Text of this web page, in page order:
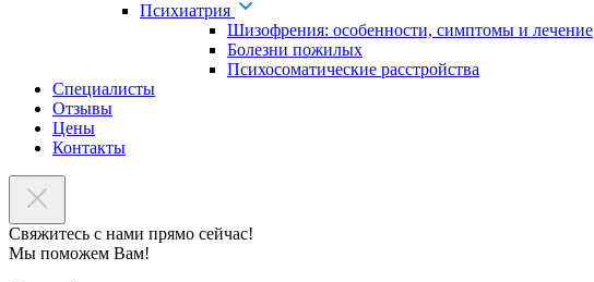
Психиатрия
Шизофрения: особенности, симптомы и лечение
Болезни пожилых
Психосоматические расстройства
Специалисты
Отзывы
Цены
Контакты
Свяжитесь с нами прямо сейчас!
Мы поможем Вам!